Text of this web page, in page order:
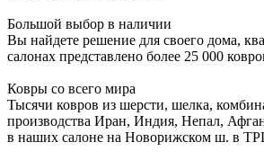
Большой выбор в наличии
Вы найдете решение для своего дома,
салонах представлено более 25 000
Ковры со всего мира
Тысячи ковров из шерсти, шелка,
производства Иран, Индия, Непал,
в наших салоне на Новорижском ш. в